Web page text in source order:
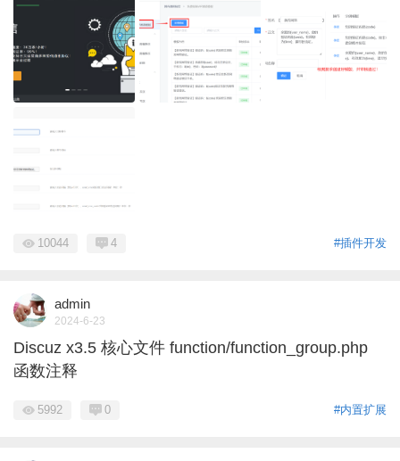
#插件开发
10044 4
admin
2024-6-23
Discuz x3.5 核心文件 function/function_group.php
函数注释
#内置扩展
5992 0